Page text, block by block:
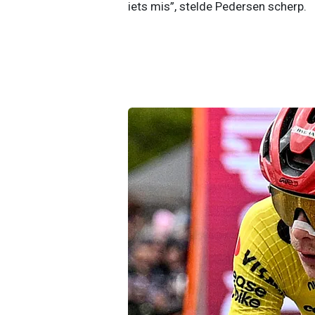
iets mis”, stelde Pedersen scherp.